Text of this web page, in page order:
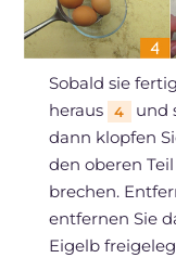
Sobald sie
heraus
4
und
dann klopfen
den oberen Teil
brechen.
entfernen Sie
Eigelb